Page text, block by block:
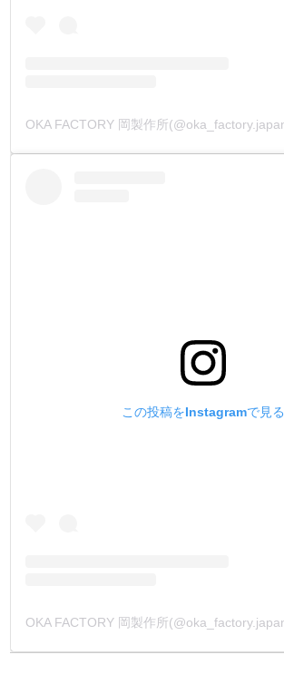
この投稿をInstagramで見る